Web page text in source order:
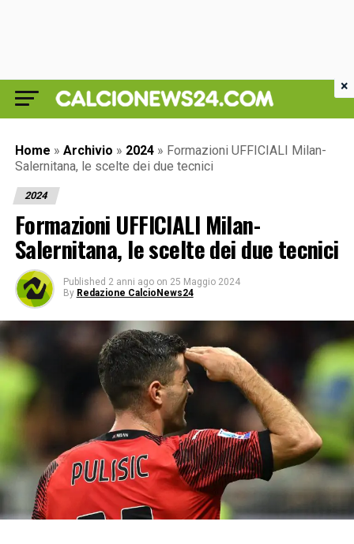
Home » Archivio » 2024 » Formazioni UFFICIALI Milan-
Salernitana, le scelte dei due tecnici
2024
Formazioni UFFICIALI Milan-
Salernitana, le scelte dei due tecnici
Published 2 anni ago on 25 Maggio 2024
By Redazione CalcioNews24
×